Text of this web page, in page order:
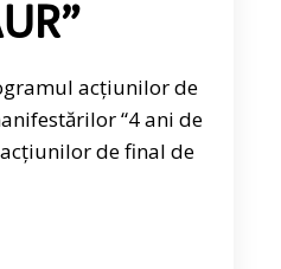
acțiunilor de
“4 ani de
de final de